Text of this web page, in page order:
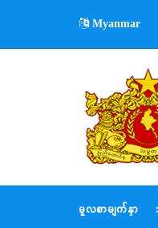
main
Myanmar
MAIN
မူလစာမျက်နှာ